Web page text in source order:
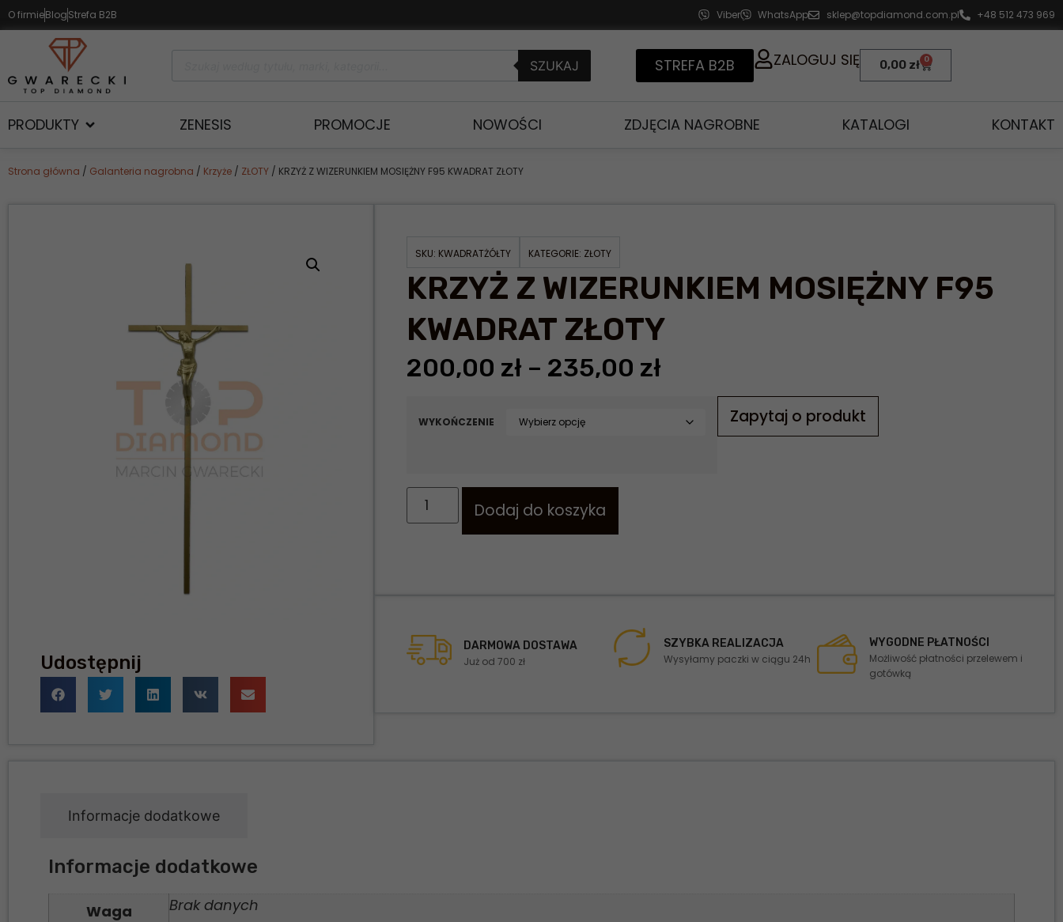
O firmieBlogStrefa B2B Viber WhatsApp sklep@topdiamond.com.pl +48 512 473 969
SZUKAJ STREFA B2B ZALOGUJ SIĘ 0,00 zł 0
PRODUKTY ZENESIS PROMOCJE NOWOŚCI ZDJĘCIA NAGROBNE KATALOGI KONTAKT
Strona główna / Galanteria nagrobna / Krzyże / ZŁOTY / KRZYŻ Z WIZERUNKIEM MOSIĘŻNY F95 KWADRAT ZŁOTY
Udostępnij
SKU: KWADRATŻÓŁTY KATEGORIE: ZŁOTY
KRZYŻ Z WIZERUNKIEM MOSIĘŻNY F95
KWADRAT ZŁOTY
200,00 zł – 235,00 zł
WYKOŃCZENIE
Dodaj do koszyka
Zapytaj o produkt
DARMOWA DOSTAWA
Już od 700 zł
SZYBKA REALIZACJA
Wysyłamy paczki w ciągu 24h
WYGODNE PŁATNOŚCI
Możliwość płatności przelewem i
gotówką
Informacje dodatkowe
Informacje dodatkowe
Waga Brak danych